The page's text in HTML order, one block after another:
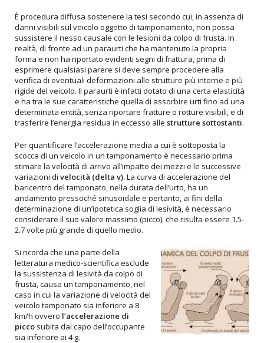
È procedura diffusa sostenere la tesi secondo cui, in assenza di
danni visibili sul veicolo oggetto di tamponamento, non possa
sussistere il nesso causale con le lesioni da colpo di frusta. In
realtà, di fronte ad un paraurti che ha mantenuto la propria
forma e non ha riportato evidenti segni di frattura, prima di
esprimere qualsiasi parere si deve sempre procedere alla
verifica di eventuali deformazioni alle strutture più interne e più
rigide del veicolo. Il paraurti è infatti dotato di una certa elasticità
e ha tra le sue caratteristiche quella di assorbire urti fino ad una
determinata entità, senza riportare fratture o rotture visibili, e di
trasferire l’energia residua in eccesso alle strutture sottostanti.
Per quantificare l’accelerazione media a cui è sottoposta la
scocca di un veicolo in un tamponamento è necessario prima
stimare la velocità di arrivo all’impatto dei mezzi e le successive
variazioni di velocità (delta v).La curva di accelerazione del
baricentro del tamponato, nella durata dell’urto, ha un
andamento pressoché sinusoidale e pertanto, ai fini della
determinazione di un’ipotetica soglia di lesività, è necessario
considerare il suo valore massimo (picco), che risulta essere 1.5-
2.7 volte più grande di quello medio.
Si ricorda che una parte della
letteratura medico-scientifica esclude
la sussistenza di lesività da colpo di
frusta, causa un tamponamento, nel
caso in cui la variazione di velocità del
veicolo tamponato sia inferiore a 8
km/h ovvero l’accelerazione di
picco subita dal capo dell’occupante
sia inferiore ai 4 g.